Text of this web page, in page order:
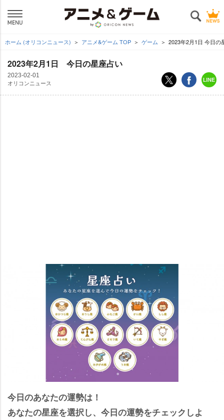
ホーム (オリコンニュース) アニメ&ゲーム TOP ゲーム 2023年2月1日 今日の
2023年2月1日 今日の星座占い
2023-02-01
オリコンニュース
今日のあなたの運勢は！
あなたの星座を選択し、今日の運勢をチェックしよ